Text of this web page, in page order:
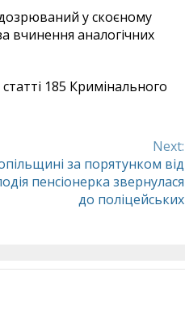
у скоєному
вчинення аналогічних
185 Кримінального
Next:
за порятунком від
пенсіонерка звернулася
до поліцейських